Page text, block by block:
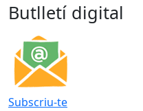
Butlletí digital
Subscriu-te